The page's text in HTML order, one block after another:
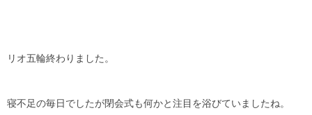
リオ五輪終わりました。
寝不足の毎日でしたが閉会式も何かと注目を浴びていましたね。